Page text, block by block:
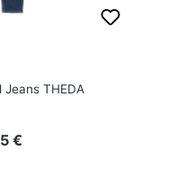
THEDA
Preis:
€